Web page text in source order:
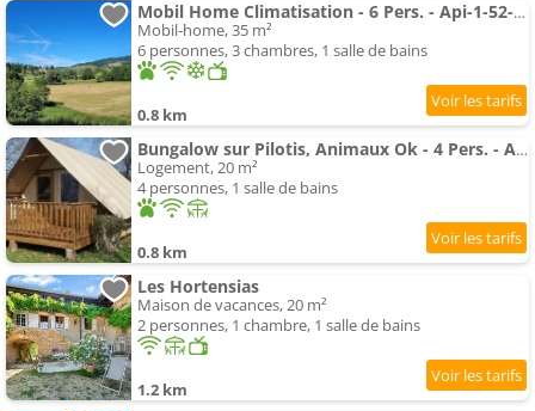
Mobil Home Climatisation - 6 Pers. - Api-1-52-2785
Mobil-home, 35 m²
6 personnes, 3 chambres, 1 salle de bains
0.8 km
Bungalow sur Pilotis, Animaux Ok - 4 Pers. - Api-1-52-2784
Logement, 20 m²
4 personnes, 1 salle de bains
0.8 km
Les Hortensias
Maison de vacances, 20 m²
2 personnes, 1 chambre, 1 salle de bains
1.2 km